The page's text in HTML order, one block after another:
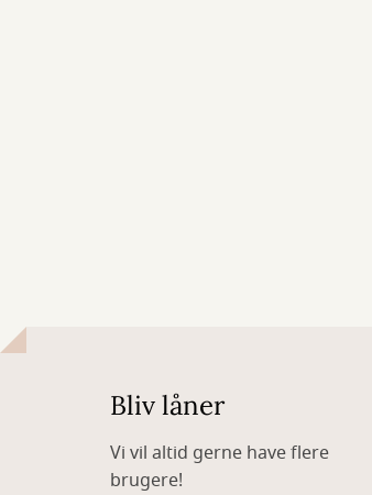
Bliv låner
Vi vil altid gerne have flere
brugere!